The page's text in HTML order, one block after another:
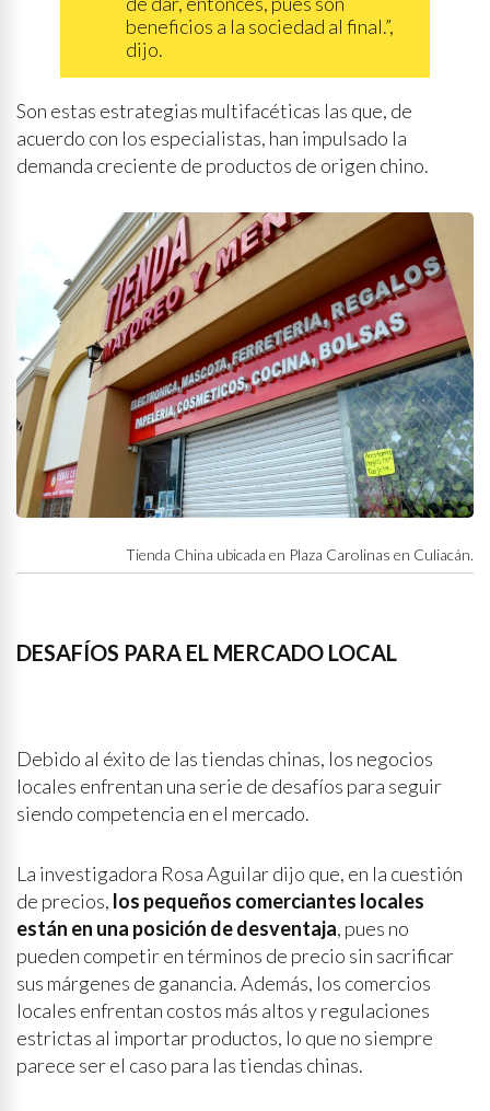
beneficios a la sociedad al final.”,
dijo.
Son estas estrategias multifacéticas las que, de
acuerdo con los especialistas, han impulsado la
demanda creciente de productos de origen chino.
Tienda China ubicada en Plaza Carolinas en Culiacán.
DESAFÍOS PARA EL MERCADO LOCAL
Debido al éxito de las tiendas chinas, los negocios
locales enfrentan una serie de desafíos para seguir
siendo competencia en el mercado.
La investigadora Rosa Aguilar dijo que, en la cuestión
de precios, los pequeños comerciantes locales
están en una posición de desventaja, pues no
pueden competir en términos de precio sin sacrificar
sus márgenes de ganancia. Además, los comercios
locales enfrentan costos más altos y regulaciones
estrictas al importar productos, lo que no siempre
parece ser el caso para las tiendas chinas.